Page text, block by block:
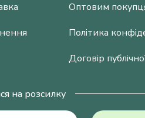
Оптовим
Політика
Договір
на розсилку